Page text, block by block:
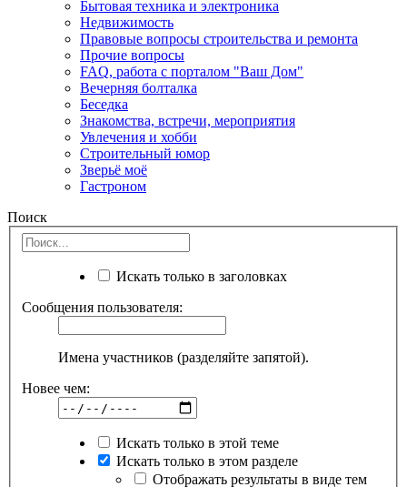
Бытовая техника и электроника
Недвижимость
Правовые вопросы строительства и ремонта
Прочие вопросы
FAQ, работа с порталом "Ваш Дом"
Вечерняя болталка
Беседка
Знакомства, встречи, мероприятия
Увлечения и хобби
Строительный юмор
Зверьё моё
Гастроном
Поиск
Искать только в заголовках
Сообщения пользователя:
Имена участников (разделяйте запятой).
Новее чем:
Искать только в этой теме
Искать только в этом разделе
Отображать результаты в виде тем